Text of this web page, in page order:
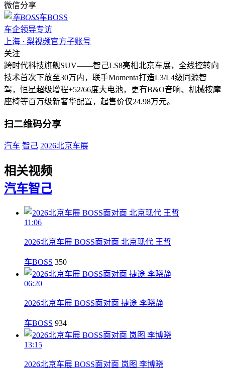
微信分享
车BOSS
车企领导专访
上海 · 梨视频官方子账号
关注
跨时代科技旗舰SUV——智己LS8亮相北京车展，全线控转向
技术首次下放至30万内，联手Momenta打造L3/L4级同源智
驾，恒星超级增程+52/66度大电池，更有B&O音响、机械按摩
座椅等百万级新奢华配置，起售价仅24.98万元。
扫二维码分享
汽车 智己 2026北京车展
相关视频
汽车智己
11:06
2026北京车展 BOSS面对面 北京现代 王哲
车BOSS 350
06:20
2026北京车展 BOSS面对面 捷途 李晓静
车BOSS 934
13:15
2026北京车展 BOSS面对面 岚图 李博晓